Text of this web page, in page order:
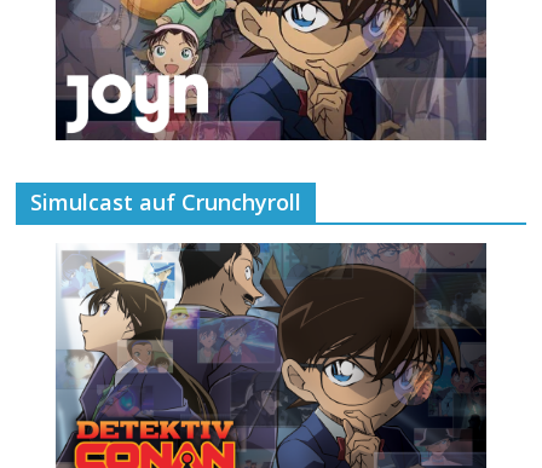
Simulcast auf Crunchyroll